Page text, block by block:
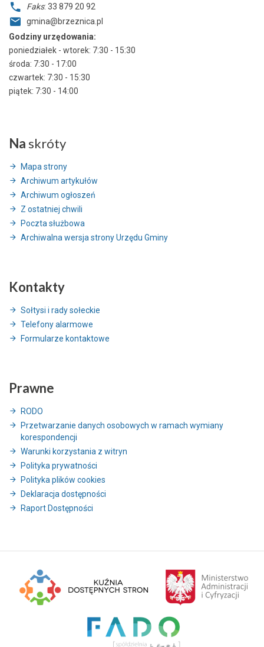
Faks: 33 879 20 92
gmina@brzeznica.pl
Godziny urzędowania:
poniedziałek - wtorek: 7:30 - 15:30
środa: 7:30 - 17:00
czwartek: 7:30 - 15:30
piątek: 7:30 - 14:00
Na skróty
Mapa strony
Archiwum artykułów
Archiwum ogłoszeń
Z ostatniej chwili
Poczta służbowa
Archiwalna wersja strony Urzędu Gminy
Kontakty
Sołtysi i rady sołeckie
Telefony alarmowe
Formularze kontaktowe
Prawne
RODO
Przetwarzanie danych osobowych w ramach wymiany
korespondencji
Warunki korzystania z witryn
Polityka prywatności
Polityka plików cookies
Deklaracja dostępności
Raport Dostępności